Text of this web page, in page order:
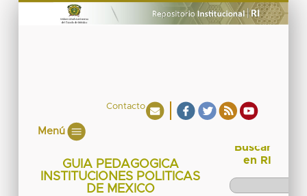
Contacto
Menú
GUIA PEDAGOGICA
INSTITUCIONES POLITICAS
DE MEXICO
Buscar
en RI